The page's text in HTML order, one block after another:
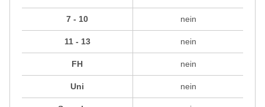
7 - 10
11 - 13
FH
Uni
nein
nein
nein
nein